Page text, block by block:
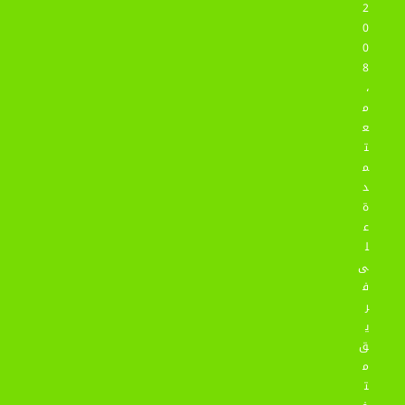
2
0
0
8
،
م
ع
ت
م
د
ة
ع
ل
ى
ف
ر
ي
ق
م
ت